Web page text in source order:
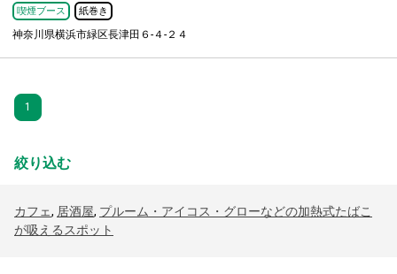
喫煙ブース 紙巻き
神奈川県横浜市緑区長津田６-４-２４
1
絞り込む
カフェ, 居酒屋, プルーム・アイコス・グローなどの加熱式たばこ
が吸えるスポット